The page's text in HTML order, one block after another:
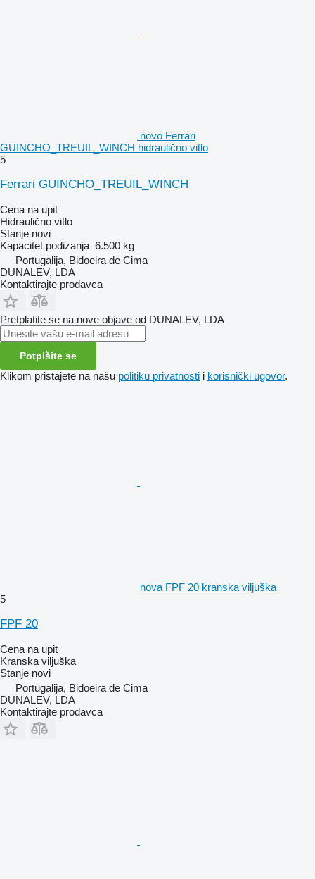
novo Ferrari
GUINCHO_TREUIL_WINCH hidraulično vitlo
5
Ferrari GUINCHO_TREUIL_WINCH
Cena na upit
Hidraulično vitlo
Stanje novi
Kapacitet podizanja 6.500 kg
Portugalija, Bidoeira de Cima
DUNALEV, LDA
Kontaktirajte prodavca
Pretplatite se na nove objave od DUNALEV, LDA
Potpišite se
Klikom pristajete na našu politiku privatnosti i korisnički ugovor.
nova FPF 20 kranska viljuška
5
FPF 20
Cena na upit
Kranska viljuška
Stanje novi
Portugalija, Bidoeira de Cima
DUNALEV, LDA
Kontaktirajte prodavca